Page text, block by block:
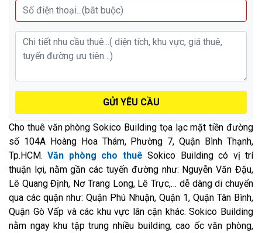
GỬI YÊU CẦU
Cho thuê văn phòng Sokico Building tọa lạc mặt tiền đường
số 104A Hoàng Hoa Thám, Phường 7, Quận Bình Thạnh,
Tp.HCM.Văn phòng cho thuê Sokico Building có vị trí
thuận lợi, nằm gần các tuyến đường như: Nguyễn Văn Đậu,
Lê Quang Định, Nơ Trang Long, Lê Trực,… dễ dàng di chuyển
qua các quận như: Quận Phú Nhuận, Quận 1, Quận Tân Bình,
Quận Gò Vấp và các khu vực lân cận khác. Sokico Building
nằm ngay khu tập trung nhiều building, cao ốc văn phòng,